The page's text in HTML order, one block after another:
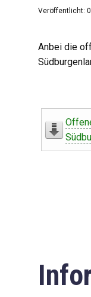
Veröffentlicht:
Anbei die